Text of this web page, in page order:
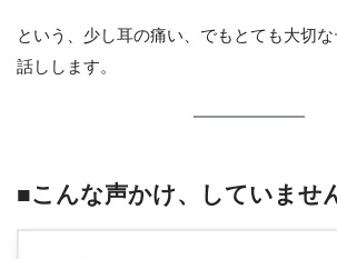
という、少し耳の痛い、でもとても大切
話しします。
■こんな声かけ、していませ